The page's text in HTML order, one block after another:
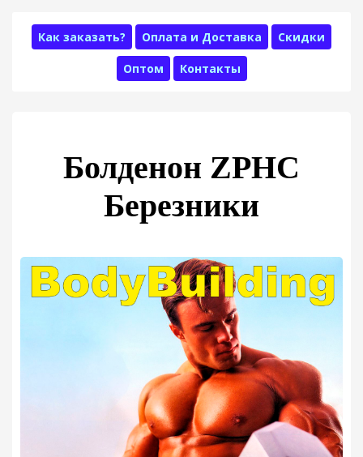
Как заказать? Оплата и Доставка Скидки
Оптом Контакты
Болденон ZPHC
Березники